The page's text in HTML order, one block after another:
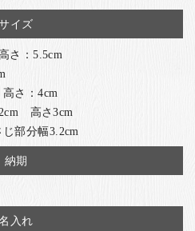
イズ
さ：5.5cm
さ：4cm
高さ3cm
部分幅3.2cm
納期
入れ